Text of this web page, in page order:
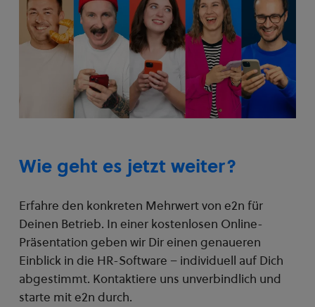
Wie geht es jetzt weiter?
Erfahre den konkreten Mehrwert von e2n für
Deinen Betrieb. In einer kostenlosen Online-
Präsentation geben wir Dir einen genaueren
Einblick in die HR-Software – individuell auf Dich
abgestimmt. Kontaktiere uns unverbindlich und
starte mit e2n durch.